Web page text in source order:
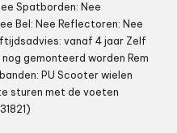
Spatborden: Nee
Bel: Nee Reflectoren: Nee
vanaf 4 jaar Zelf
gemonteerd worden Rem
PU Scooter wielen
sturen met de voeten